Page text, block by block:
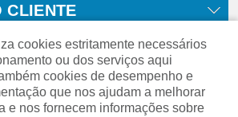
CLIENTE
cookies estritamente necessários
ou dos serviços aqui
cookies de desempenho e
que nos ajudam a melhorar
e nos fornecem informações sobre